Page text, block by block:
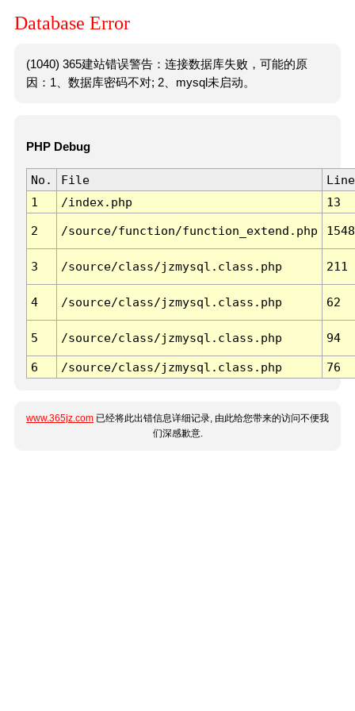
Database Error
(1040) 365建站错误警告：连接数据库失败，可能的原
因：1、数据库密码不对; 2、mysql未启动。
PHP Debug
No. File
Line
1
/index.php 13
2 /source/function/function_extend.php 1548
3 /source/class/jzmysql.class.php 211
4 /source/class/jzmysql.class.php 62
5 /source/class/jzmysql.class.php 94
6 /source/class/jzmysql.class.php 76
www.365jz.com 已经将此出错信息详细记录, 由此给您带来的访问不便我
们深感歉意.